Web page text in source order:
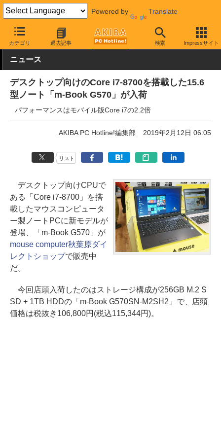
Powered by Translate
カテゴリ 過去記事 検索 Impressサイト
AKIBA PC Hotline! PC本体・ソフト ノートPC
ニュース
デスクトップ向けのCore i7-8700を搭載した15.6
型ノート「m-Book G570」が入荷
パフォーマンスはモバイル版Core i7の2.2倍
AKIBA PC Hotline!編集部 2019年2月12日 06:05
リスト
デスクトップ向けCPUで
ある「Core i7-8700」を搭
載したマウスコンピュータ
ー製ノートPCに新モデルが
登場、「m-Book G570」が
mouse computer秋葉原ダイ
レクトショップで販売中
だ。
今回店頭入荷したのはストレージ構成が256GB M.2 S
SD + 1TB HDDの「m-Book G570SN-M2SH2」で、店頭
価格は税抜き106,800円(税込115,344円)。